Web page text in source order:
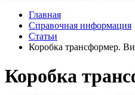
Главная
Справочная информация
Статьи
Коробка трансформер.
Коробка